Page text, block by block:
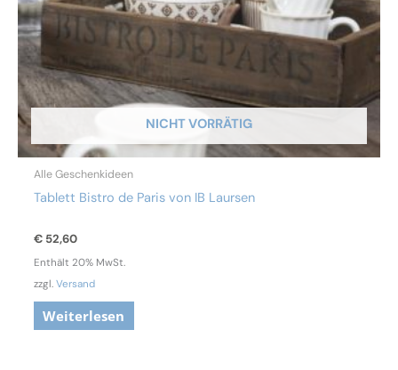
NICHT VORRÄTIG
Alle Geschenkideen
Tablett Bistro de Paris von IB Laursen
€52,60
Enthält 20% MwSt.
zzgl.Versand
Weiterlesen